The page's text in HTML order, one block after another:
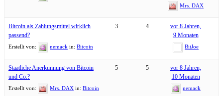
Mrs. DAX
Bitcoin als Zahlungsmittel wirklich
passend?
Erstellt von: nemack in: Bitcoin
3 4
vor 8 Jahren,
9 Monaten
BitJoe
Staatliche Anerkunnung von Bitcoin
und Co.?
Erstellt von: Mrs. DAX in: Bitcoin
5 5
vor 8 Jahren,
10 Monaten
nemack